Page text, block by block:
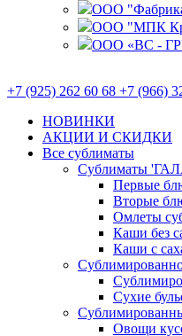
ООО
ООО "МПК
ООО «ВС -
+7 (925) 262 60 68 +7 (966)
НОВИНКИ
АКЦИИ И СКИДКИ
Все сублиматы
Сублиматы
Первые
Вторые
Омлеты
Каши без
Каши с
Сухие
Овощи